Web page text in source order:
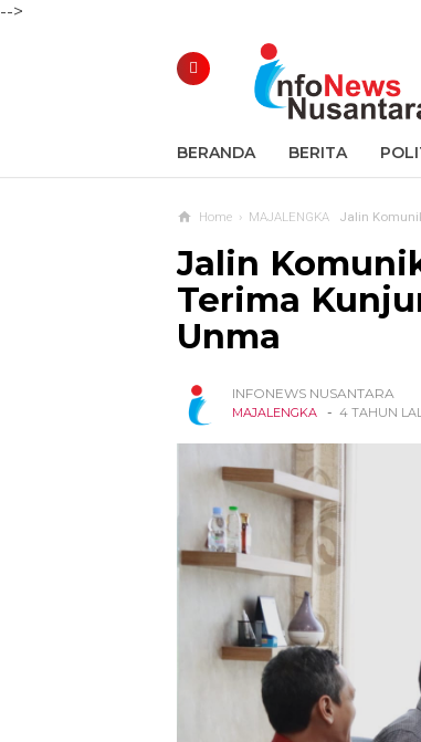
-->
BERANDA BERITA
Home › MAJALENGKA Jalin
Jalin
Terima
Unma
INFONEWS NUSANTARA
MAJALENGKA - 4 TAHUN